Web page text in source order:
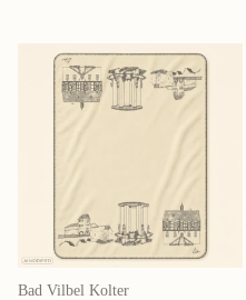
Bad Vilbel Kolter